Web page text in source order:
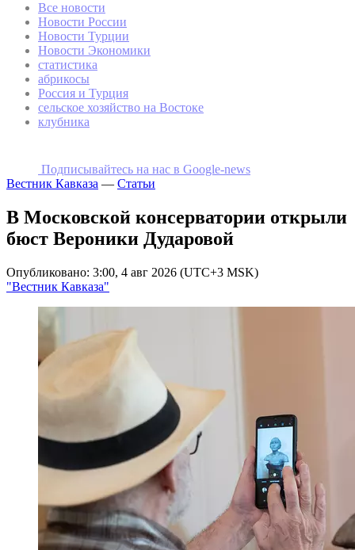
Все новости
Новости России
Новости Турции
Новости Экономики
статистика
абрикосы
Россия и Турция
сельское хозяйство на Востоке
клубника
Подписывайтесь на наc в Google-news
Вестник Кавказа — Статьи
В Московской консерватории открыли
бюст Вероники Дударовой
Опубликовано: 3:00, 4 авг 2026 (UTC+3 MSK)
"Вестник Кавказа"